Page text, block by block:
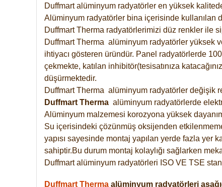
Duffmart alüminyum radyatörler en yüksek
Alüminyum radyatörler bina içerisinde kullanılan
Duffmart Therma radyatörlerimizi düz renkler ile
Duffmart Therma alüminyum radyatörler yüksek
ihtiyacı gösteren üründür. Panel radyatörlerde
çekmekte, katılan inhibitör(tesisatınıza
düşürmektedir.
Duffmart Therma alüminyum radyatörler değişik
Duffmart Therma alüminyum radyatörlerde
Alüminyum malzemesi korozyona yüksek
Su içerisindeki çözünmüş oksijenden
yapısı sayesinde montaj yapılan yerde fazla yer
sahiptir.Bu durum montaj kolaylığı sağlarken
Duffmart alüminyum radyatörleri ISO VE TSE
Duffmart Therma alüminyum radyatörleri